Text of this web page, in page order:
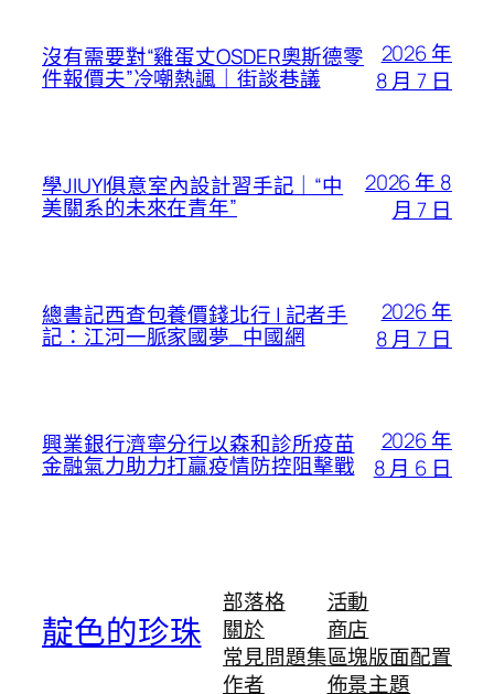
沒有需要對“雞蛋丈OSDER奧斯德零
件報價夫”冷嘲熱諷｜街談巷議
2026 年
8 月 7 日
學JIUYI俱意室內設計習手記｜“中
美關系的未來在青年”
2026 年 8
月 7 日
總書記西查包養價錢北行 | 記者手
記：江河一脈家國夢_中國網
2026 年
8 月 7 日
興業銀行濟寧分行以森和診所疫苗
金融氣力助力打贏疫情防控阻擊戰
2026 年
8 月 6 日
靛色的珍珠
部落格
關於
常見問題集
作者
活動
商店
區塊版面配置
佈景主題